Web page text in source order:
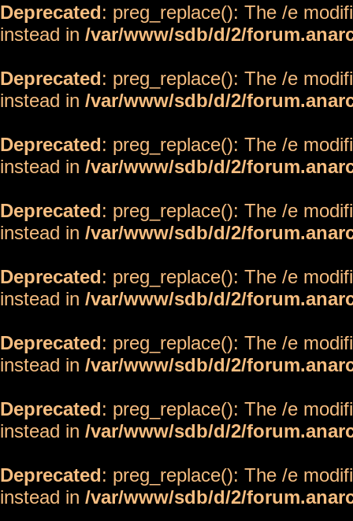
Deprecated: preg_replace(): The /e
instead in /var/www/sdb/d/2/
Deprecated: preg_replace(): The /e
instead in /var/www/sdb/d/2/
Deprecated: preg_replace(): The /e
instead in /var/www/sdb/d/2/
Deprecated: preg_replace(): The /e
instead in /var/www/sdb/d/2/
Deprecated: preg_replace(): The /e
instead in /var/www/sdb/d/2/
Deprecated: preg_replace(): The /e
instead in /var/www/sdb/d/2/
Deprecated: preg_replace(): The /e
instead in /var/www/sdb/d/2/
Deprecated: preg_replace(): The /e
instead in /var/www/sdb/d/2/